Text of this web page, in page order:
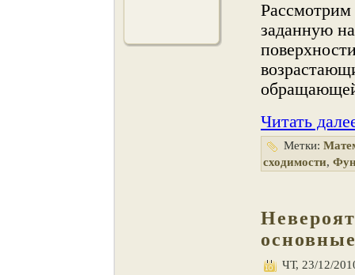
заданную
Читать
Метки:
сходимости,
ЧТ, 23/12/